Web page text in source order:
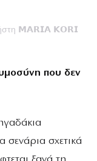
𝗠𝗔𝗥𝗜𝗔
που δεν
σχετικά